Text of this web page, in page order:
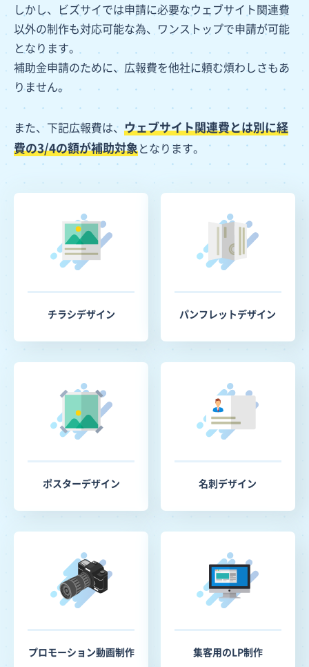
しかし、ビズサイでは申請に必要なウェブサイト関連費
以外の制作も対応可能な為、ワンストップで申請が可能
となります。
補助金申請のために、広報費を他社に頼む煩わしさもあ
りません。
また、下記広報費は、 ウェブサイト関連費とは別に経
費の3/4の額が補助対象となります。
チラシデザイン パンフレットデザイン
ポスターデザイン 名刺デザイン
プロモーション動画制作 集客用のLP制作